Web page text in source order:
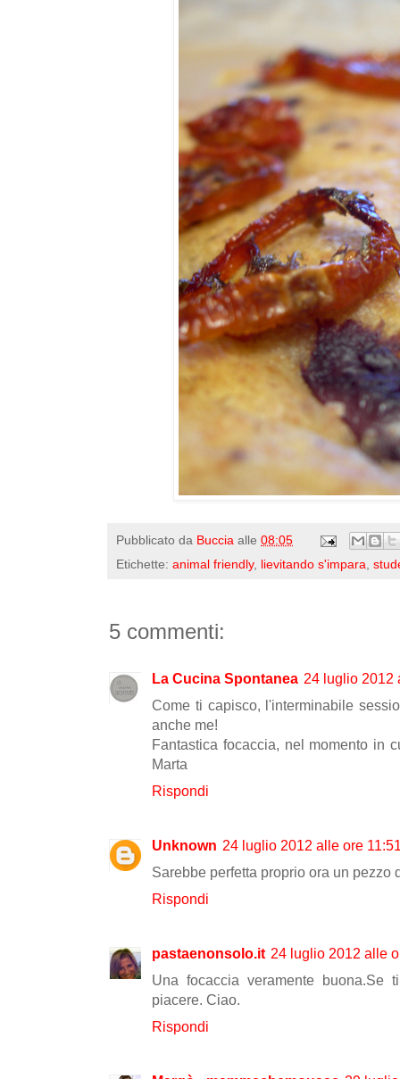
Pubblicato da Buccia alle 08:05
Etichette: animal friendly, lievitando s'impara,
5 commenti:
La Cucina Spontanea 24 luglio 2012
Come ti capisco, l'interminabile
anche me!
Fantastica focaccia, nel momento in
Marta
Rispondi
Unknown 24 luglio 2012 alle ore
Sarebbe perfetta proprio ora un pezzo
Rispondi
pastaenonsolo.it 24 luglio 2012 alle
Una focaccia veramente buona.Se
piacere. Ciao.
Rispondi